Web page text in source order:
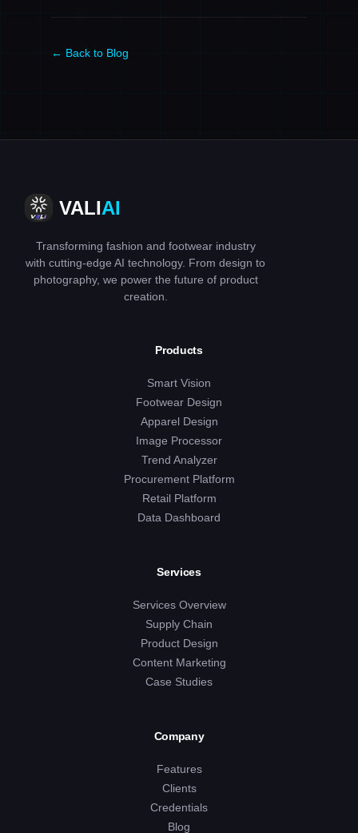
← Back to Blog
VALIAI
Transforming fashion and footwear industry
with cutting-edge AI technology. From design to
photography, we power the future of product
creation.
Products
Smart Vision
Footwear Design
Apparel Design
Image Processor
Trend Analyzer
Procurement Platform
Retail Platform
Data Dashboard
Services
Services Overview
Supply Chain
Product Design
Content Marketing
Case Studies
Company
Features
Clients
Credentials
Blog